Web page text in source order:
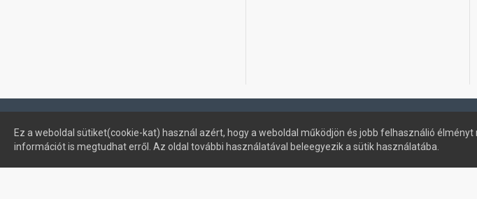
Ez a weboldal sütiket(cookie-kat) használ azért, hogy a weboldal működjön és jobb felhasználió
információt is megtudhat erről. Az oldal további használatával beleegyezik a sütik használatába.